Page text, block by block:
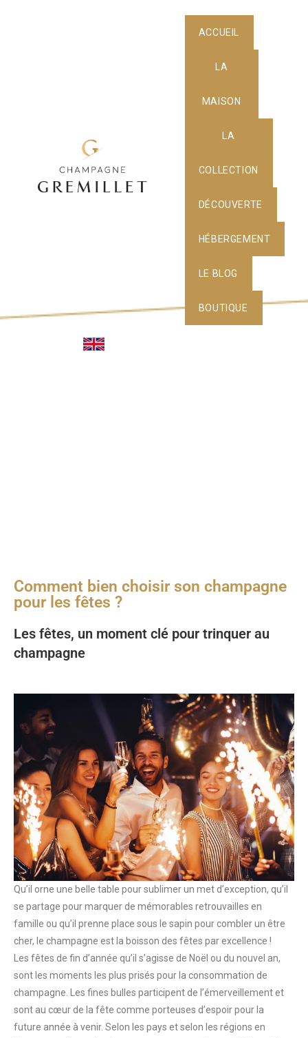
ACCUEIL
LA
MAISON
LA
COLLECTION
DÉCOUVERTE
HÉBERGEMENT
LE BLOG
BOUTIQUE
Comment bien choisir son champagne
pour les fêtes ?
Les fêtes, un moment clé pour trinquer au
champagne
Qu’il orne une belle table pour sublimer un met d’exception, qu’il
se partage pour marquer de mémorables retrouvailles en
famille ou qu’il prenne place sous le sapin pour combler un être
cher, le champagne est la boisson des fêtes par excellence !
Les fêtes de fin d’année qu’il s’agisse de Noël ou du nouvel an,
sont les moments les plus prisés pour la consommation de
champagne. Les fines bulles participent de l’émerveillement et
sont au cœur de la fête comme porteuses d’espoir pour la
future année à venir. Selon les pays et selon les régions en